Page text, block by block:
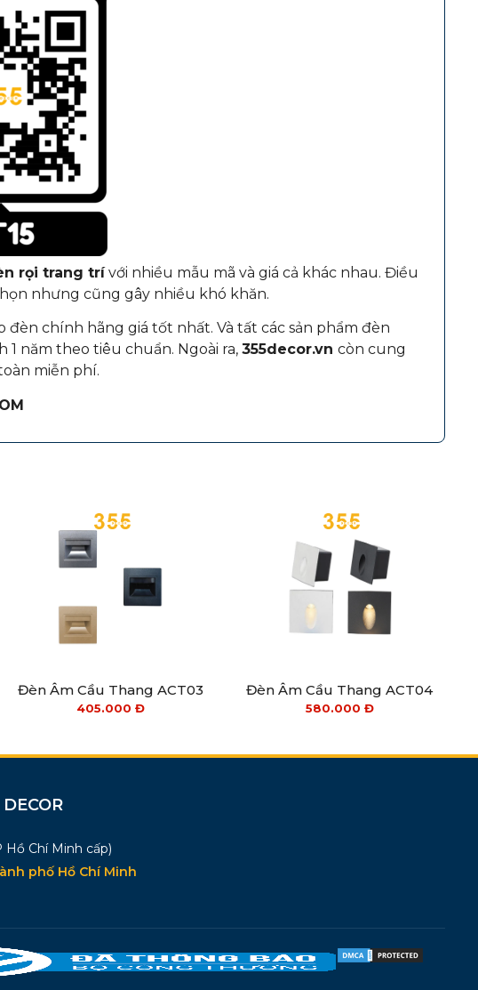
rọi trang trívới nhiều mẫu mã và giá cả khác nhau. Điều
nhưng cũng gây nhiều khó khăn.
chính hãng giá tốt nhất. Và tất các sản phẩm đèn
năm theo tiêu chuẩn. Ngoài ra, 355decor.vn còn cung
miễn phí.
Đèn Âm Cầu Thang ACT03
405.000 Đ
Đèn Âm Cầu Thang ACT04
580.000 Đ
Hồ Chí Minh cấp)
phố Hồ Chí Minh